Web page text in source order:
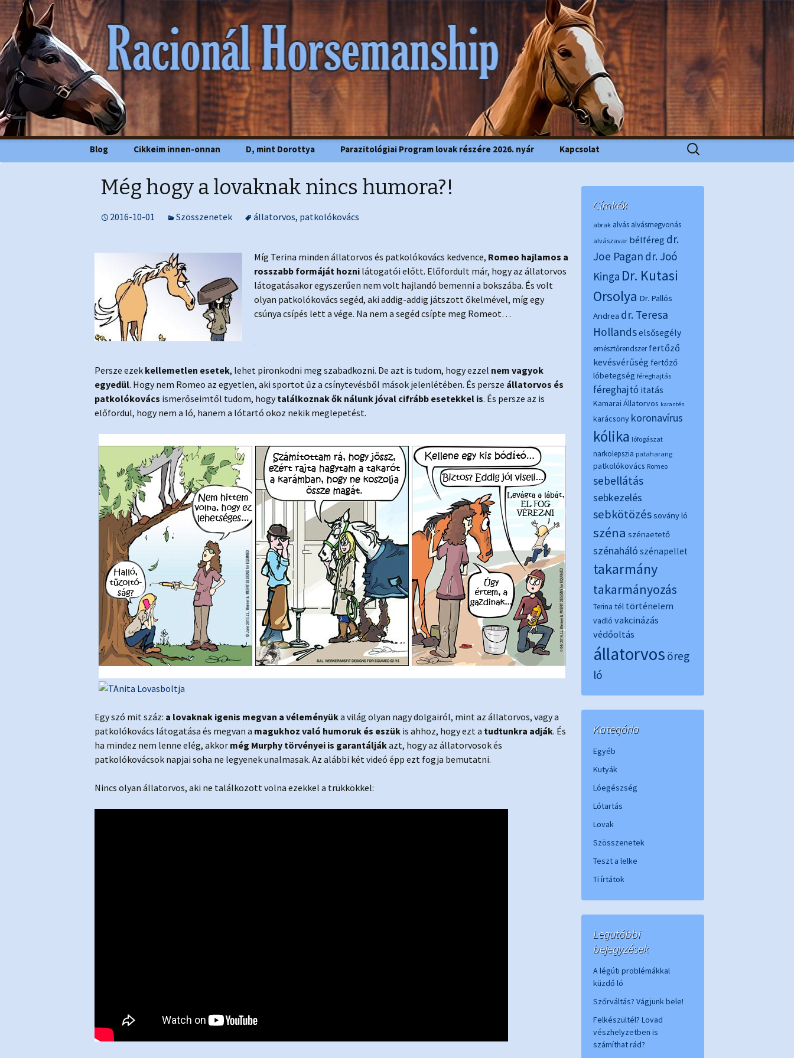
RacionálHorsemanship
Megszakítás
Blog Cikkeim innen-onnan D, mint Dorottya Parazitológiai Program lovak részére 2026. nyár Kapcsolat Keresés:
Még hogy a lovaknak nincs humora?!
2016-10-01 Szösszenetek állatorvos, patkolókovács
Míg Terina minden állatorvos és patkolókovács kedvence, Romeo hajlamos a
rosszabb formáját hozni látogatói előtt. Előfordult már, hogy az állatorvos
látogatásakor egyszerűen nem volt hajlandó bemenni a bokszába. És volt
olyan patkolókovács segéd, aki addig-addig játszott őkelmével, míg egy
csúnya csípés lett a vége. Na nem a segéd csípte meg Romeot…
.
Persze ezek kellemetlen esetek, lehet pironkodni meg szabadkozni. De azt is tudom, hogy ezzel nem vagyok
egyedül. Hogy nem Romeo az egyetlen, aki sportot űz a csínytevésből mások jelenlétében. És persze állatorvos és
patkolókovács ismerőseimtől tudom, hogytalálkoznak ők nálunk jóval cifrább esetekkel is. És persze az is
előfordul, hogy nem a ló, hanem a lótartó okoz nekik meglepetést.
Egy szó mit száz: a lovaknak igenis megvan a véleményüka világ olyan nagy dolgairól, mint az állatorvos, vagy a
patkolókovács látogatása és megvan a magukhoz való humoruk és eszük is ahhoz, hogy ezt a tudtunkra adják. És
ha mindez nem lenne elég, akkor még Murphy törvényei is garantáljákazt, hogy az állatorvosok és
patkolókovácsok napjai soha ne legyenek unalmasak. Az alábbi két videó épp ezt fogja bemutatni.
Nincs olyan állatorvos, aki ne találkozott volna ezekkel a trükkökkel:
Címkék
abrak alvás alvásmegvonás
alvászavar bélféreg dr.
Joe Pagan dr. Joó
Kinga Dr. Kutasi
Orsolya Dr. Pallós
Andrea dr. Teresa
Hollandselsősegély
emésztőrendszer fertőző
kevésvérűség fertőző
lóbetegség féreghajtás
féreghajtó itatás
Kamarai Állatorvos karantén
karácsony koronavírus
kólika lófogászat
narkolepszia pataharang
patkolókovács Romeo
sebellátás
sebkezelés
sebkötözéssovány ló
széna szénaetető
szénaháló szénapellet
takarmány
takarmányozás
Terina tél történelem
vadló vakcinázás
védőoltás
állatorvos öreg
ló
Kategória
Egyéb
Kutyák
Lóegészség
Lótartás
Lovak
Szösszenetek
Teszt a lelke
Ti írtátok
Legutóbbi
bejegyzések
A légúti problémákkal
küzdő ló
Szőrváltás? Vágjunk bele!
Felkészültél? Lovad
vészhelyzetben is
számíthat rád?